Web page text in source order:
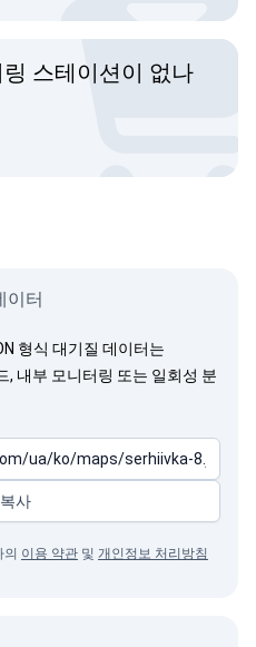
스테이션이 없나
이터
형식 대기질 데이터는
내부 모니터링 또는 일회성 분
복사
이용 약관 및 개인정보 처리방침